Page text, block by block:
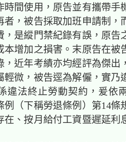
時間使用，原告並有攜帶手
者，被告採取加班申請制，
，是縱門禁紀錄有誤，原告
本增加之損害。末原告在被
，近年考績亦均經評為傑出
輕微，被告逕為解僱，實乃
違法終止勞動契約，爰依
例（下稱勞退條例）第14條
在、按月給付工資暨遲延利